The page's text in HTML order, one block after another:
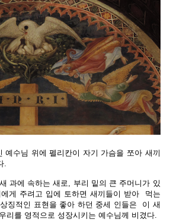
예수님 위에 펠리칸이 자기 가슴을 쪼아 새끼
.
과에 속하는 새로, 부리 밑의 큰 주머니가 있
게 주려고 입에 토하면 새끼들이 받아 먹는
징적인 표현을 좋아 하던 중세 인들은 이 새
리를 영적으로 성장시키는 예수님께 비겼다.